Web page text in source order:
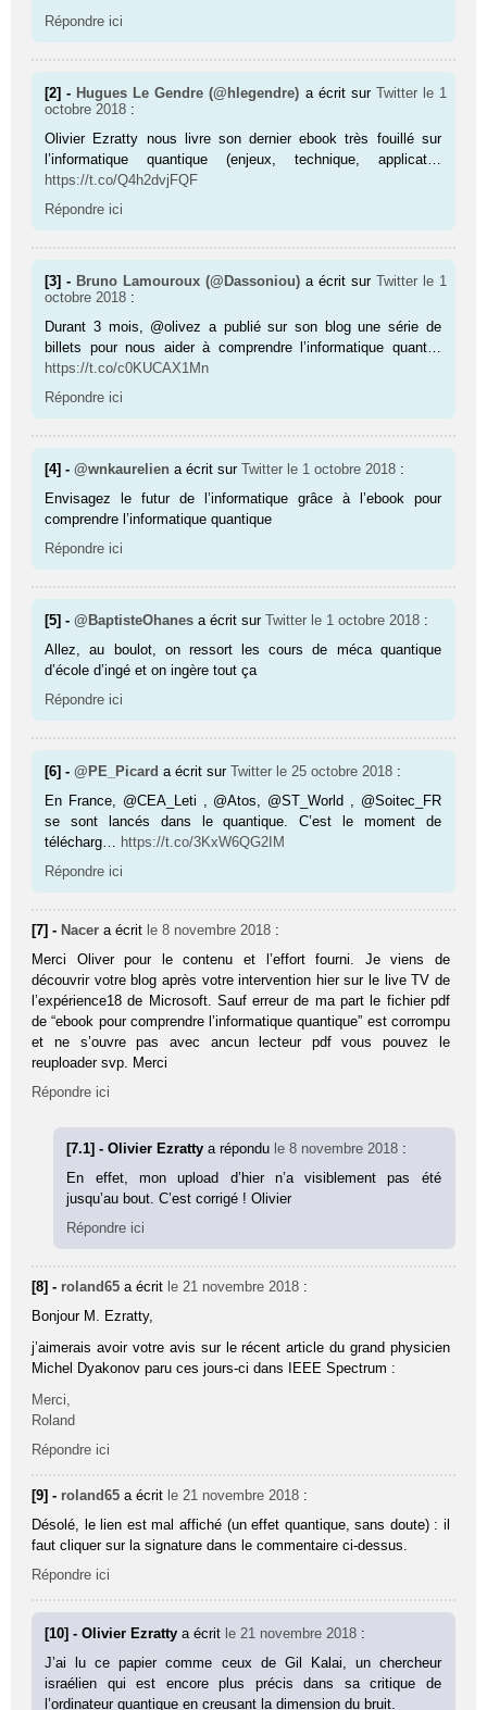
Répondre ici
[2] - Hugues Le Gendre (@hlegendre) a écrit sur Twitter le 1
octobre 2018 :
Olivier Ezratty nous livre son dernier ebook très fouillé sur
l’informatique quantique (enjeux, technique, applicat…
https://t.co/Q4h2dvjFQF
Répondre ici
[3] - Bruno Lamouroux (@Dassoniou) a écrit sur Twitter le 1
octobre 2018 :
Durant 3 mois, @olivez a publié sur son blog une série de
billets pour nous aider à comprendre l’informatique quant…
https://t.co/c0KUCAX1Mn
Répondre ici
[4] -@wnkaurelien a écrit surTwitter le 1 octobre 2018 :
Envisagez le futur de l’informatique grâce à l’ebook pour
comprendre l’informatique quantique
Répondre ici
[5] -@BaptisteOhanes a écrit surTwitter le 1 octobre 2018 :
Allez, au boulot, on ressort les cours de méca quantique
d’école d’ingé et on ingère tout ça
Répondre ici
[6] -@PE_Picard a écrit surTwitter le 25 octobre 2018 :
En France, @CEA_Leti , @Atos, @ST_World , @Soitec_FR
se sont lancés dans le quantique. C’est le moment de
télécharg…
https://t.co/3KxW6QG2IM
Répondre ici
[7] - Nacer a écrit le 8 novembre 2018 :
Merci Oliver pour le contenu et l’effort fourni. Je viens de
découvrir votre blog après votre intervention hier sur le live TV de
l’expérience18 de Microsoft. Sauf erreur de ma part le fichier pdf
de “ebook pour comprendre l’informatique quantique” est corrompu
et ne s’ouvre pas avec ancun lecteur pdf vous pouvez le
reuploader svp. Merci
Répondre ici
[7.1] - Olivier Ezrattya répondu le 8 novembre 2018 :
En effet, mon upload d’hier n’a visiblement pas été
jusqu’au bout. C’est corrigé ! Olivier
Répondre ici
[8] - roland65 a écrit le 21 novembre 2018 :
Bonjour M. Ezratty,
j’aimerais avoir votre avis sur le récent article du grand physicien
Michel Dyakonov paru ces jours-ci dans IEEE Spectrum :
Merci,
Roland
Répondre ici
[9] - roland65 a écrit le 21 novembre 2018 :
Désolé, le lien est mal affiché (un effet quantique, sans doute) : il
faut cliquer sur la signature dans le commentaire ci-dessus.
Répondre ici
[10] - Olivier Ezrattya écrit le 21 novembre 2018 :
J’ai lu ce papier comme ceux de Gil Kalai, un chercheur
israélien qui est encore plus précis dans sa critique de
l’ordinateur quantique en creusant la dimension du bruit.